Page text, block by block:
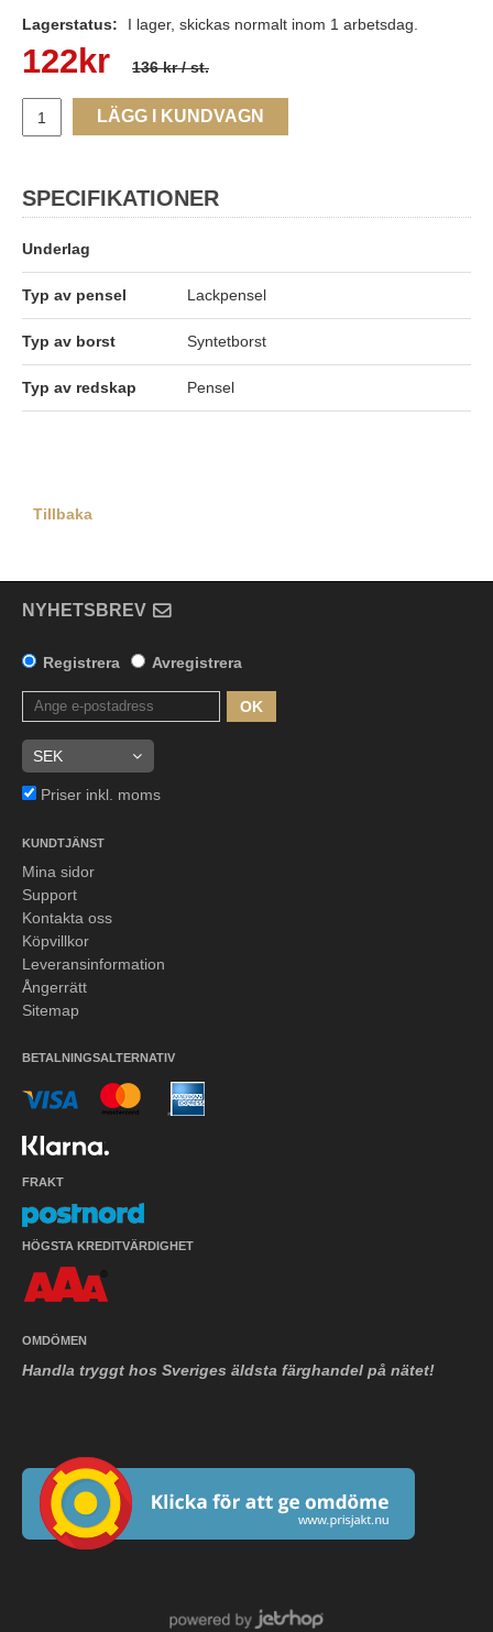
Lagerstatus: I lager, skickas normalt inom 1 arbetsdag.
122 kr 136 kr/ st.
LÄGG I KUNDVAGN
SPECIFIKATIONER
Underlag
Typ av pensel Lackpensel
Typ av borst Syntetborst
Typ av redskap Pensel
Tillbaka
NYHETSBREV
Registrera Avregistrera
OK
Priser inkl. moms
KUNDTJÄNST
Mina sidor
Support
Kontakta oss
Köpvillkor
Leveransinformation
Ångerrätt
Sitemap
BETALNINGSALTERNATIV
FRAKT
HÖGSTA KREDITVÄRDIGHET
OMDÖMEN
Handla tryggt hos Sveriges äldsta färghandel på nätet!